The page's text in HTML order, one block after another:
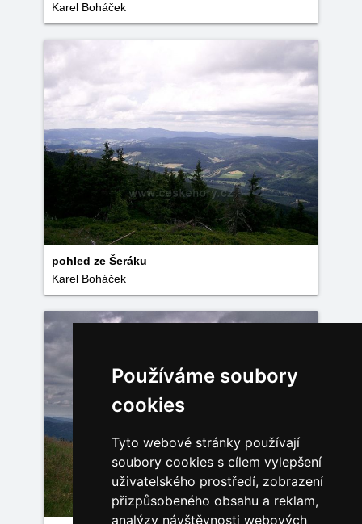
Používáme soubory
cookies
Tyto webové stránky používají
soubory cookies s cílem vylepšení
uživatelského prostředí, zobrazení
přizpůsobeného obsahu a reklam,
analýzy návštěvnosti webových
Karel Boháček
pohled ze Šeráku
Karel Boháček